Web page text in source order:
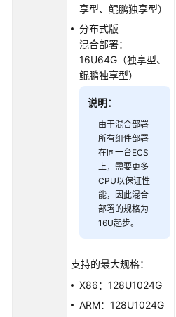
享型、鲲鹏独享型）
分布式版
混合部署：
16U64G（独享型、
鲲鹏独享型）
说明：
由于混合部署
所有组件部署
在同一台ECS
上，需要更多
CPU以保证性
能，因此混合
部署的规格为
16U起步。
支持的最大规格：
X86：128U1024G
ARM：128U1024G